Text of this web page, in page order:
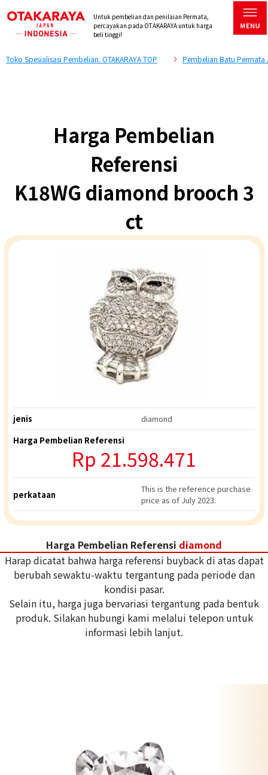
Untuk pembelian dan penilaian Permata,
percayakan pada OTAKARAYA untuk harga
beli tinggi!
Toko Spesialisasi Pembelian. OTAKARAYA TOP Pembelian Batu Permata
Harga Pembelian
Referensi
K18WG diamond brooch 3
ct
jenis
diamond
Harga Pembelian Referensi
Rp 21.598.471
perkataan
This is the reference purchase
price as of July 2023.
Harga Pembelian Referensi diamond
Harap dicatat bahwa harga referensi buyback di atas dapat
berubah sewaktu-waktu tergantung pada periode dan
kondisi pasar.
Selain itu, harga juga bervariasi tergantung pada bentuk
produk. Silakan hubungi kami melalui telepon untuk
informasi lebih lanjut.